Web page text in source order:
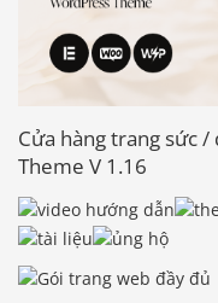
Cửa hàng trang sức
Theme V 1.16